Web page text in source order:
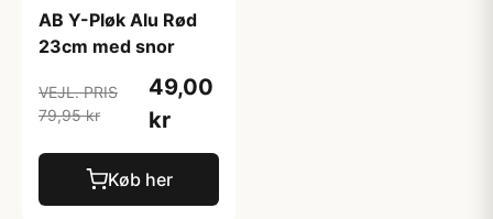
AB Y-Pløk Alu Rød
23cm med snor
VEJL. PRIS
79,95 kr
49,00
kr
Køb her